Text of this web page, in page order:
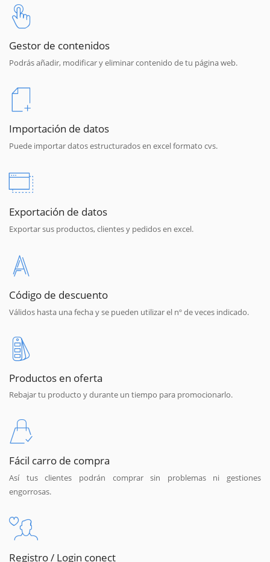
Gestor de contenidos
Podrás añadir, modificar y eliminar contenido de tu página web.
Importación de datos
Puede importar datos estructurados en excel formato cvs.
Exportación de datos
Exportar sus productos, clientes y pedidos en excel.
Código de descuento
Válidos hasta una fecha y se pueden utilizar el nº de veces indicado.
Productos en oferta
Rebajar tu producto y durante un tiempo para promocionarlo.
Fácil carro de compra
Así tus clientes podrán comprar sin problemas ni gestiones
engorrosas.
Registro / Login conect